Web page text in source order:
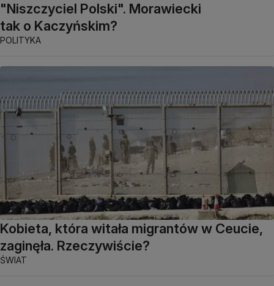
"Niszczyciel Polski". Morawiecki
tak o Kaczyńskim?
POLITYKA
Kobieta, która witała migrantów w Ceucie,
zaginęła. Rzeczywiście?
ŚWIAT